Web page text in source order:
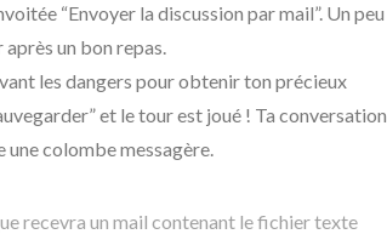
“Envoyer la discussion par mail”. Un peu
un bon repas.
les dangers pour obtenir ton précieux
et le tour est joué ! Ta conversation
colombe messagère.
recevra un mail contenant le fichier texte